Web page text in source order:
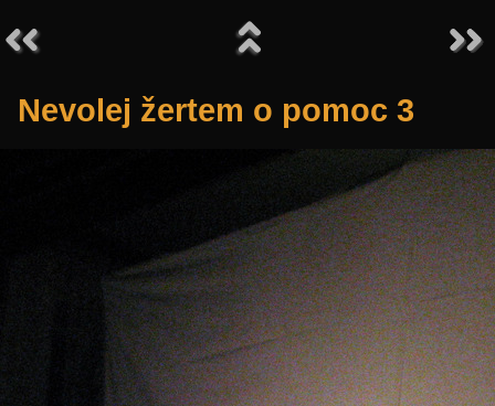
Nevolej žertem o pomoc 3